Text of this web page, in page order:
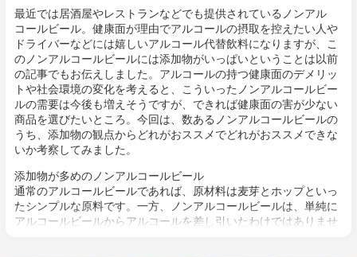
最近では居酒屋やレストランなどでも提供されているノンアル
コールビール。健康面が理由でアルコールの摂取を控えたい人や
ドライバーなどには嬉しいアルコール代替飲料になりますが、こ
のノンアルコールビールには添加物がいっぱいということは以前
の記事でもお伝えしました。アルコールの持つ健康面のデメリッ
トや社会環境の変化を考えると、こういったノンアルコールビー
ルの需要は今後も増えそうですが、できれば健康面の害が少ない
商品を選びたいところ。今回は、数あるノンアルコールビールの
うち、添加物の観点からどれがおススメでどれがおススメできな
いか考察してみました。
添加物が多めのノンアルコールビール
通常のアルコールビールであれば、原材料は麦芽とホップといっ
たシンプルな原料です。一方、ノンアルコールビールは、単純に
アルコールビールからアルコールを差し引いたわけではありませ